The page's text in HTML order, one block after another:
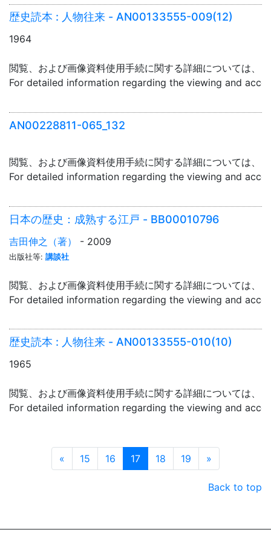
歴史読本 : 人物往来 - AN00133555-009(12)
1964
閲覧、および画像資料使用手続に関する詳細については、「
For detailed information regarding the viewing and
AN00228811-065_132
閲覧、および画像資料使用手続に関する詳細については、「
For detailed information regarding the viewing and
日本の歴史：成熟する江戸 - BB00010796
吉田伸之（著） - 2009
出版社等: 講談社
閲覧、および画像資料使用手続に関する詳細については、「
For detailed information regarding the viewing and
歴史読本 : 人物往来 - AN00133555-010(10)
1965
閲覧、および画像資料使用手続に関する詳細については、「
For detailed information regarding the viewing and
« Prev15 16 17 18 19 Next
»
Back to top